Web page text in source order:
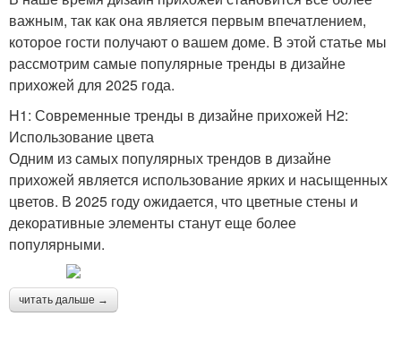
важным, так как она является первым впечатлением,
которое гости получают о вашем доме. В этой статье мы
рассмотрим самые популярные тренды в дизайне
прихожей для 2025 года.
H1: Современные тренды в дизайне прихожей H2:
Использование цвета
Одним из самых популярных трендов в дизайне
прихожей является использование ярких и насыщенных
цветов. В 2025 году ожидается, что цветные стены и
декоративные элементы станут еще более
популярными.
читать дальше →